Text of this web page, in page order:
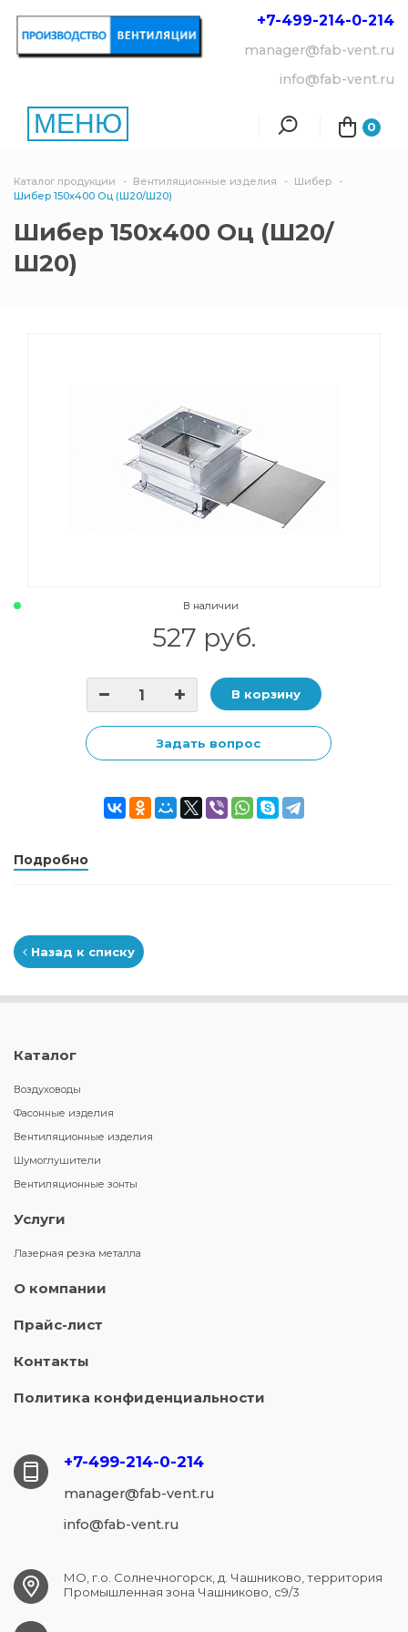
МЕНЮ 0
+7-499-214-0-214
manager@fab-vent.ru
info@fab-vent.ru
Каталог продукции Вентиляционные изделия
Шибер
Шибер 150х400 Оц (Ш20/Ш20)
Шибер 150х400 Оц (Ш20/
Ш20)
В наличии
527 руб.
В корзину
Задать вопрос
Подробно
Назад к списку
Каталог
Воздуховоды
Фасонные изделия
Вентиляционные изделия
Шумоглушители
Вентиляционные зонты
Услуги
Лазерная резка металла
О компании
Прайс-лист
Контакты
Политика конфиденциальности
+7-499-214-0-214
manager@fab-vent.ru
info@fab-vent.ru
МО, г.о. Солнечногорск, д. Чашниково, территория
Промышленная зона Чашниково, с9/3